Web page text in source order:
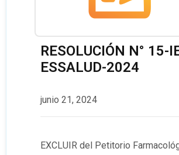
RESOLUCIÓN N° 15-
ESSALUD-2024
junio 21, 2024
EXCLUIR del Petitorio